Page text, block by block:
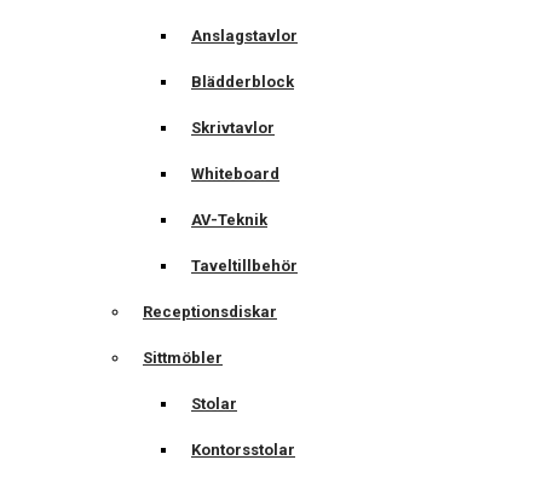
Anslagstavlor
Blädderblock
Skrivtavlor
Whiteboard
AV-Teknik
Taveltillbehör
Receptionsdiskar
Sittmöbler
Stolar
Kontorsstolar